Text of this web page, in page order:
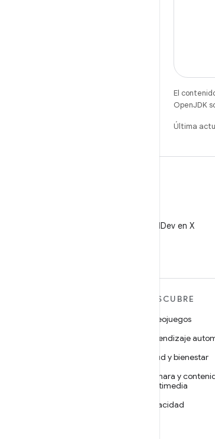
El
OpenJDK
Última
Sigue a @AndroidDev en X
DESCUBRE
Videojuegos
Aprendizaje
Salud y bienestar
Cámara y
multimedia
Privacidad